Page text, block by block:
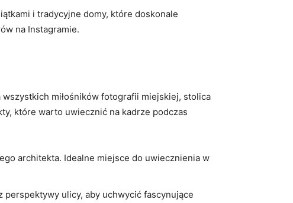
i tradycyjne‌ domy, które⁣ doskonale
na Instagramie.
miłośników fotografii miejskiej, stolica⁤
które warto⁣ uwiecznić na kadrze podczas
architekta. Idealne miejsce do​ uwiecznienia w
perspektywy ulicy,⁢ aby uchwycić fascynujące